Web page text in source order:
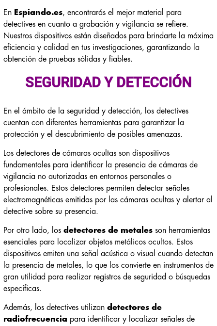
En Espiando.es, encontrarás el mejor material para
detectives en cuanto a grabación y vigilancia se refiere.
Nuestros dispositivos están diseñados para brindarte la máxima
eficiencia y calidad en tus investigaciones, garantizando la
obtención de pruebas sólidas y fiables.
SEGURIDAD Y DETECCIÓN
En el ámbito de la seguridad y detección, los detectives
cuentan con diferentes herramientas para garantizar la
protección y el descubrimiento de posibles amenazas.
Los detectores de cámaras ocultas son dispositivos
fundamentales para identificar la presencia de cámaras de
vigilancia no autorizadas en entornos personales o
profesionales. Estos detectores permiten detectar señales
electromagnéticas emitidas por las cámaras ocultas y alertar al
detective sobre su presencia.
Por otro lado, los detectores de metalesson herramientas
esenciales para localizar objetos metálicos ocultos. Estos
dispositivos emiten una señal acústica o visual cuando detectan
la presencia de metales, lo que los convierte en instrumentos de
gran utilidad para realizar registros de seguridad o búsquedas
específicas.
Además, los detectives utilizan detectores de
radiofrecuencia para identificar y localizar señales de